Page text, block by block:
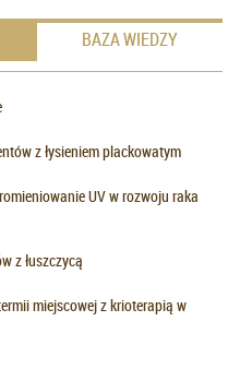
BAZA WIEDZY
z łysieniem plackowatym
UV w rozwoju raka
z łuszczycą
miejscowej z krioterapią w